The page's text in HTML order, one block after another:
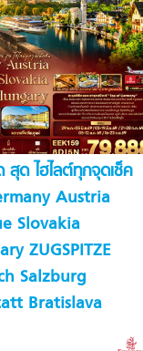
สุด ไฮไลต์ทุกจุดเช็ค
Austria
Slovakia
ZUGSPITZE
Salzburg
Bratislava